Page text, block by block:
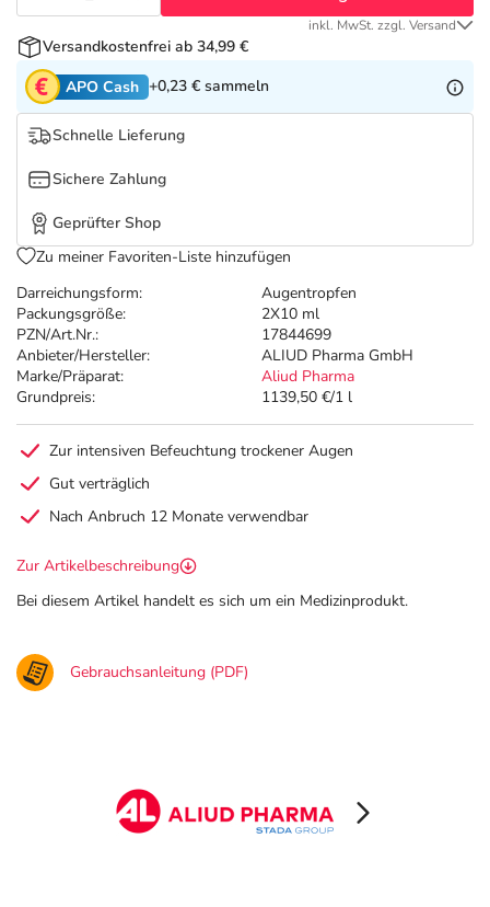
Tierapotheke
Vitamine & Mineralstoffe
Marken
Salus Deals
Darreichungsform:
Augentropfen
Packungsgröße:
2X10 ml
PZN/Art.Nr.:
17844699
Anbieter/Hersteller:
ALIUD Pharma GmbH
Marke/Präparat:
Aliud Pharma
Grundpreis:
1139,50 €/1 l
inkl. MwSt. zzgl. Versand
Versandkostenfrei ab 34,99 €
APO Cash +0,23 € sammeln
Schnelle Lieferung
Sichere Zahlung
Geprüfter Shop
Zu meiner Favoriten-Liste hinzufügen
Zur intensiven Befeuchtung trockener Augen
Gut verträglich
Nach Anbruch 12 Monate verwendbar
Zur Artikelbeschreibung
Bei diesem Artikel handelt es sich um ein Medizinprodukt.
Gebrauchsanleitung (PDF)